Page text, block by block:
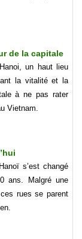
de la capitale
un haut lieu
la vitalité et la
à ne pas rater
Vietnam.
s’est changé
ans. Malgré une
rues se parent